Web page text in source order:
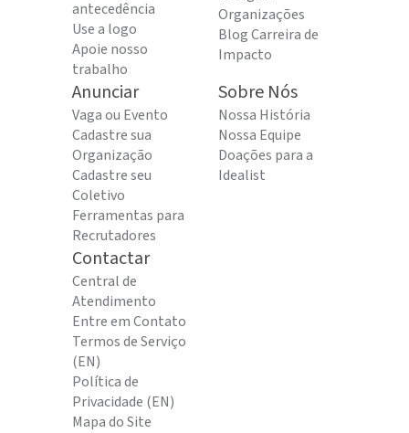
antecedência
Use a logo
Apoie nosso
trabalho
Organizações
Blog Carreira de
Impacto
Anunciar
Vaga ou Evento
Cadastre sua
Organização
Cadastre seu
Coletivo
Ferramentas para
Recrutadores
Sobre Nós
Nossa História
Nossa Equipe
Doações para a
Idealist
Contactar
Central de
Atendimento
Entre em Contato
Termos de Serviço
(EN)
Política de
Privacidade (EN)
Mapa do Site